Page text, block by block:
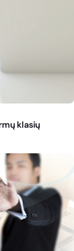
klasių